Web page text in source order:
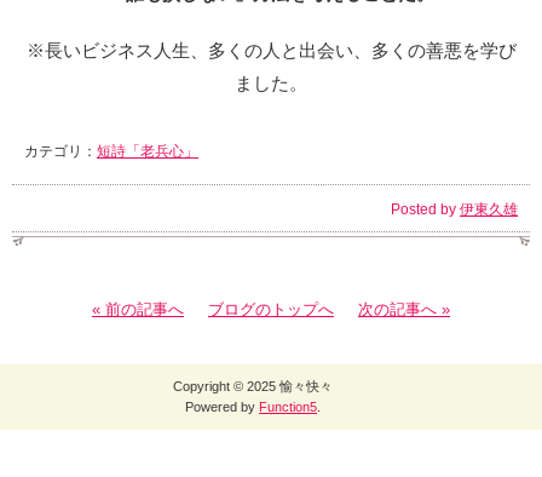
※長いビジネス人生、多くの人と出会い、多くの善悪を学び
ました。
カテゴリ： 短詩「老兵心」
Posted by 伊東久雄
« 前の記事へ ブログのトップへ 次の記事へ »
Copyright © 2025 愉々快々
Powered by Function5